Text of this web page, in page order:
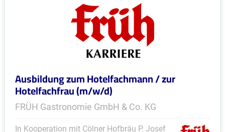
Ausbildung zum Hotelfachmann / zur
Hotelfachfrau (m/w/d)
FRÜH Gastronomie GmbH & Co. KG
In Kooperation mit Cölner Hofbräu P. Josef